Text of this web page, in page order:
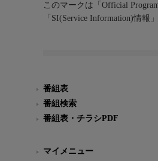
このマークは「Official
「SI(Service Information)情
番組表
番組検索
番組表・チラシPDF
マイメニュー